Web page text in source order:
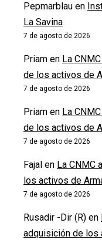
Pepmarblau en
La Savina
7 de agosto de 2026
Priam en La
de los activos de
7 de agosto de 2026
Priam en La
de los activos de
7 de agosto de 2026
Fajal en La CNMC
los activos de
7 de agosto de 2026
Rusadir -Dir (R) en
adquisición de los